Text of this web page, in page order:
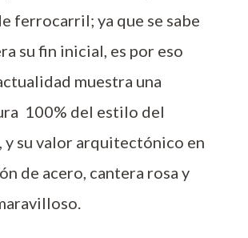
ferrocarril; ya que se sabe
su fin inicial, es por eso
muestra una
100% del estilo del
su valor arquitectónico en
de acero, cantera rosa y